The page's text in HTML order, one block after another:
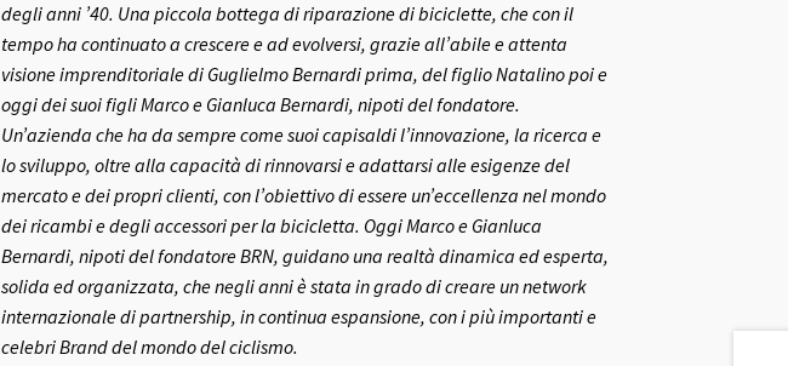
degli anni ’40. Una piccola bottega di riparazione di biciclette, che con il
tempo ha continuato a crescere e ad evolversi, grazie all’abile e attenta
visione imprenditoriale di Guglielmo Bernardi prima, del figlio Natalino poi e
oggi dei suoi figli Marco e Gianluca Bernardi, nipoti del fondatore.
Un’azienda che ha da sempre come suoi capisaldi l’innovazione, la ricerca e
lo sviluppo, oltre alla capacità di rinnovarsi e adattarsi alle esigenze del
mercato e dei propri clienti, con l’obiettivo di essere un’eccellenza nel mondo
dei ricambi e degli accessori per la bicicletta. Oggi Marco e Gianluca
Bernardi, nipoti del fondatore BRN, guidano una realtà dinamica ed esperta,
solida ed organizzata, che negli anni è stata in grado di creare un network
internazionale di partnership, in continua espansione, con i più importanti e
celebri Brand del mondo del ciclismo.